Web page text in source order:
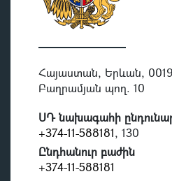
Հայաստան, Երևան,
Բաղրամյան պող. 10
ՍԴ նախագահի
+374-11-588181, 130
Ընդհանուր բաժին
+374-11-588181